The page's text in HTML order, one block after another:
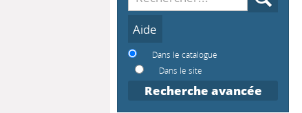
Dans le catalogue
Dans le site
Recherche avancée